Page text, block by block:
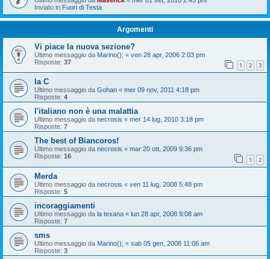
Inviato in Fuori di Testa
Argomenti
Vi piace la nuova sezione?
Ultimo messaggio da Marino(); « ven 28 apr, 2006 2:03 pm
Risposte: 37 1 2 3
la C
Ultimo messaggio da Gohan « mer 09 nov, 2011 4:18 pm
Risposte: 4
l'italiano non è una malattia
Ultimo messaggio da necrosis « mer 14 lug, 2010 3:18 pm
Risposte: 7
The best of Biancoros!
Ultimo messaggio da necrosis « mar 20 ott, 2009 9:36 pm
Risposte: 16 1 2
Merda
Ultimo messaggio da necrosis « ven 11 lug, 2008 5:48 pm
Risposte: 5
incoraggiamenti
Ultimo messaggio da la texana « lun 28 apr, 2008 9:08 am
Risposte: 7
sms
Ultimo messaggio da Marino(); « sab 05 gen, 2008 11:06 am
Risposte: 3